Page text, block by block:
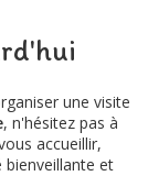
une visite
, n'hésitez pas à
accueillir,
et